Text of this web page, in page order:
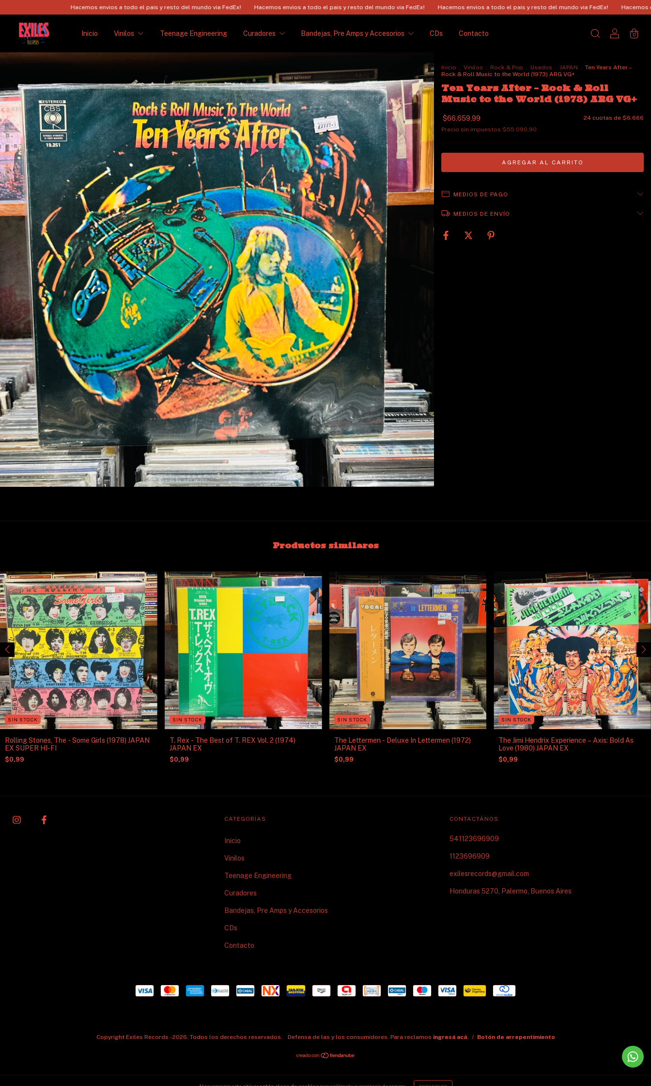
Hacemos envios a todo el pais y resto del mundo via FedEx! Hacemos envios a todo el pais y resto del mundo via FedEx! Hacemos envios a todo el pais y resto del mundo via FedEx! Hacemos envios a todo
Inicio Vinilos Teenage Engineering Curadores Bandejas, Pre Amps y Accesorios CDs Contacto 0
Inicio . Vinilos . Rock & Pop . Usados . JAPAN . Ten Years After –
Rock & Roll Music to the World (1973) ARG VG+
Ten Years After – Rock & Roll
Music to the World (1973) ARG VG+
$66.659,99 24 cuotas de $6.666
Precio sin impuestos $55.090,90
MEDIOS DE PAGO
MEDIOS DE ENVÍO
Productos similares
SIN STOCK
Rolling Stones, The - Some Girls (1978) JAPAN
EX SUPER HI-FI
$0,99
SIN STOCK
T. Rex - The Best of T. REX Vol. 2 (1974)
JAPAN EX
$0,99
SIN STOCK
The Lettermen - Deluxe In Lettermen (1972)
JAPAN EX
$0,99
SIN STOCK
The Jimi Hendrix Experience – Axis: Bold As
Love (1980) JAPAN EX
$0,99
CATEGORÍAS
Inicio
Vinilos
Teenage Engineering
Curadores
Bandejas, Pre Amps y Accesorios
CDs
Contacto
CONTACTÁNOS
541123696909
1123696909
exilesrecords@gmail.com
Honduras 5270, Palermo, Buenos Aires
Copyright Exiles Records - 2026. Todos los derechos reservados. Defensa de las y los consumidores. Para reclamos ingresá acá. / Botón de arrepentimiento